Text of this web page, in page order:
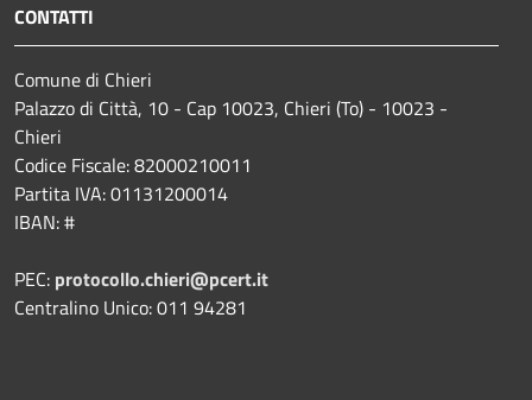
CONTATTI
Comune di Chieri
Palazzo di Città, 10 - Cap 10023, Chieri (To) - 10023 -
Chieri
Codice Fiscale: 82000210011
Partita IVA: 01131200014
IBAN: #
PEC: protocollo.chieri@pcert.it
Centralino Unico: 011 94281